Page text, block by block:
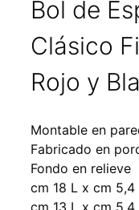
Bol de
Clásico
Rojo y
Montable en
Fabricado en
Fondo en relieve
cm 18 L x cm